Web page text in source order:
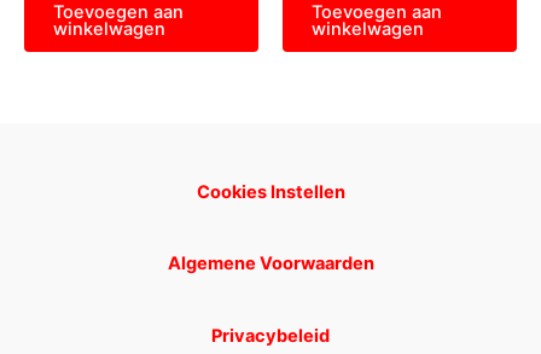
Toevoegen aan
winkelwagen
Toevoegen aan
winkelwagen
Cookies Instellen
Algemene Voorwaarden
Privacybeleid